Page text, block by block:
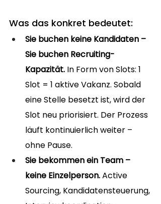
Was das konkret bedeutet:
Sie buchen keine Kandidaten –
Sie buchen Recruiting-
Kapazität. In Form von Slots: 1
Slot = 1 aktive Vakanz. Sobald
eine Stelle besetzt ist, wird der
Slot neu priorisiert. Der Prozess
läuft kontinuierlich weiter –
ohne Pause.
Sie bekommen ein Team –
keine Einzelperson. Active
Sourcing, Kandidatensteuerung,